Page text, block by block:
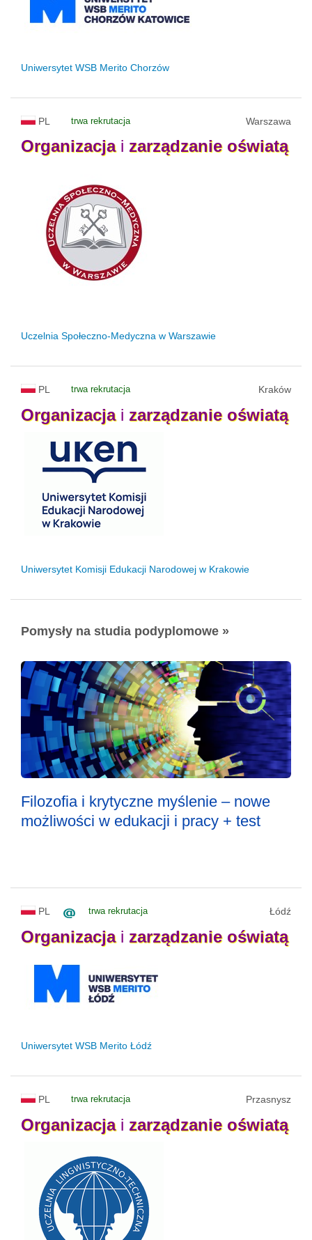
Uniwersytet WSB Merito Chorzów
PL trwa rekrutacja Warszawa
Organizacjai zarządzanie oświatą
Uczelnia Społeczno-Medyczna w Warszawie
PL trwa rekrutacja Kraków
Organizacjai zarządzanie oświatą
Uniwersytet Komisji Edukacji Narodowej w Krakowie
Pomysły na studia podyplomowe »
Filozofia i krytyczne myślenie – nowe
możliwości w edukacji i pracy + test
PL trwa rekrutacja Łódź
Organizacjai zarządzanie oświatą
Uniwersytet WSB Merito Łódź
PL trwa rekrutacja Przasnysz
Organizacjai zarządzanie oświatą